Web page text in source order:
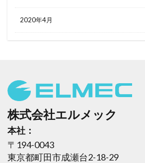
2020年4月
株式会社エルメック
本社：
〒194-0043
東京都町田市成瀬台2-18-29